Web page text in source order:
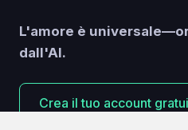
L'amore è
dall'AI.
Crea il tuo account